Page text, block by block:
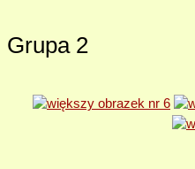
Grupa 2